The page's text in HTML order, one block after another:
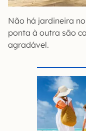
Não há jardineira
ponta à outra são
agradável.